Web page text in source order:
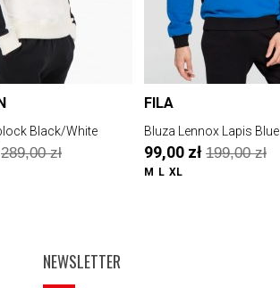
Black/White
289,00 zł
FILA
Bluza Lennox Lapis Blue
99,00 zł 199,00 zł
M L XL
NEWSLETTER